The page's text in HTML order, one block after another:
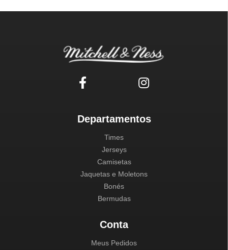
Departamentos
Times
Jerseys
Camisetas
Jaquetas e Moletons
Bonés
Bermudas
Conta
Meus Pedidos